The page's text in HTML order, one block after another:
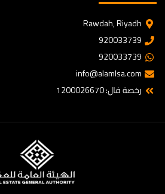
Rawdah, Riyadh
920033739
920033739
info@alamlsa.com
رخصة فال: 1200026670